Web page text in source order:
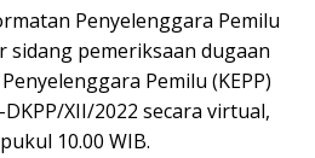
Penyelenggara Pemilu
sidang pemeriksaan dugaan
Pemilu (KEPP)
XII/2022 secara virtual,
10.00 WIB.